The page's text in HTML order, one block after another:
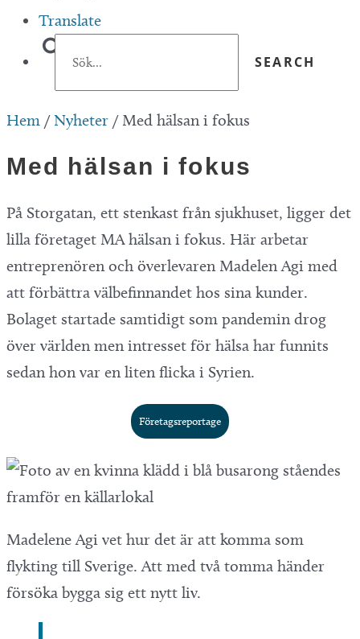
Translate
Hem / Nyheter / Med hälsan i fokus
Med hälsan i fokus
På Storgatan, ett stenkast från sjukhuset, ligger det
lilla företaget MA hälsan i fokus. Här arbetar
entreprenören och överlevaren Madelen Agi med
att förbättra välbefinnandet hos sina kunder.
Bolaget startade samtidigt som pandemin drog
över världen men intresset för hälsa har funnits
sedan hon var en liten flicka i Syrien.
Företagsreportage
Madelene Agi vet hur det är att komma som
flykting till Sverige. Att med två tomma händer
försöka bygga sig ett nytt liv.